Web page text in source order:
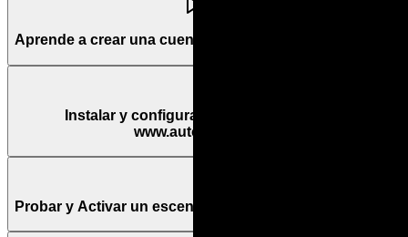
Aprende a crear una cuenta en www.automatiza.dev
Instalar y configurar un escenario desde
www.automatiza.dev
Probar y Activar un escenario de www.automatiza.dev